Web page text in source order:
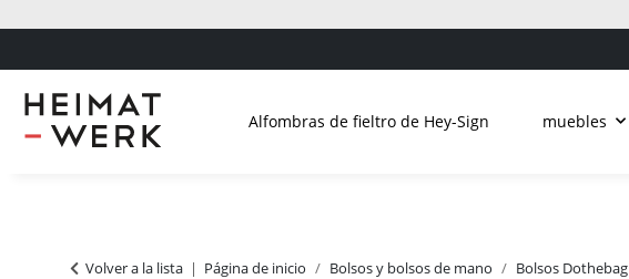
Alfombras de fieltro de Hey-Sign muebles
Volver a la lista Página de inicio Bolsos y bolsos de mano Bolsos Dothebag